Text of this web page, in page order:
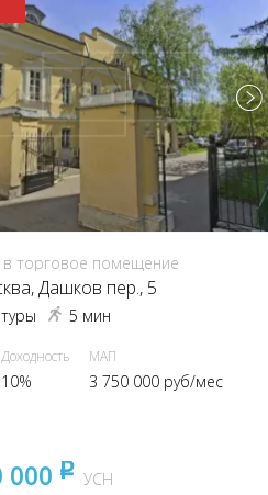
в торговое помещение
Дашков пер., 5
5 мин
Доходность
10%
МАП
3 750 000 руб/мес
000 pуб
УСН